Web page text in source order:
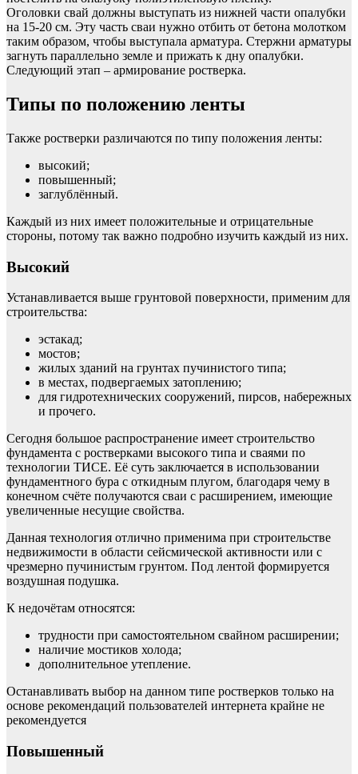
Оголовки свай должны выступать из нижней части опалубки
на 15-20 см. Эту часть сваи нужно отбить от бетона молотком
таким образом, чтобы выступала арматура. Стержни арматуры
загнуть параллельно земле и прижать к дну опалубки.
Следующий этап – армирование ростверка.
Типы по положению ленты
Также ростверки различаются по типу положения ленты:
высокий;
повышенный;
заглублённый.
Каждый из них имеет положительные и отрицательные
стороны, потому так важно подробно изучить каждый из них.
Высокий
Устанавливается выше грунтовой поверхности, применим для
строительства:
эстакад;
мостов;
жилых зданий на грунтах пучинистого типа;
в местах, подвергаемых затоплению;
для гидротехнических сооружений, пирсов, набережных
и прочего.
Сегодня большое распространение имеет строительство
фундамента с ростверками высокого типа и сваями по
технологии ТИСЕ. Её суть заключается в использовании
фундаментного бура с откидным плугом, благодаря чему в
конечном счёте получаются сваи с расширением, имеющие
увеличенные несущие свойства.
Данная технология отлично применима при строительстве
недвижимости в области сейсмической активности или с
чрезмерно пучинистым грунтом. Под лентой формируется
воздушная подушка.
К недочётам относятся:
трудности при самостоятельном свайном расширении;
наличие мостиков холода;
дополнительное утепление.
Останавливать выбор на данном типе ростверков только на
основе рекомендаций пользователей интернета крайне не
рекомендуется
Повышенный